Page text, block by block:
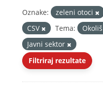
Oznake: zeleni otoci
CSV
Tema: Okoliš
Javni sektor
Filtriraj rezultate